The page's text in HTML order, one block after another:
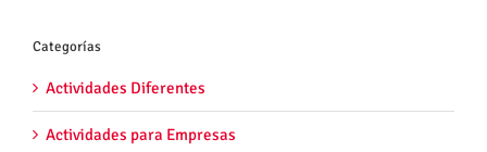
Categorías
Actividades Diferentes
Actividades para Empresas